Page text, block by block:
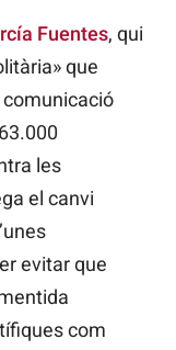
Fuentes, qui
que
comunicació
les
el canvi
evitar que
com